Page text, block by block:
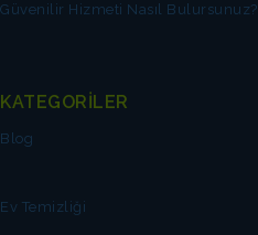
Güvenilir Hizmeti Nasıl Bulursunuz?
KATEGORİLER
Blog
Ev Temizliği